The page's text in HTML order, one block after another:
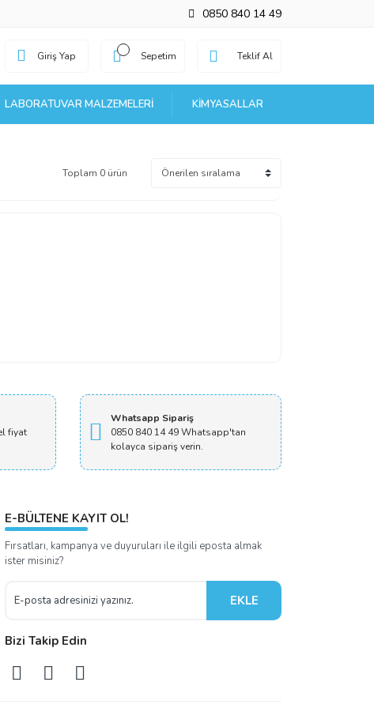
0850 840 14 49
Giriş Yap Sepetim Teklif Al
LABORATUVAR MALZEMELERI KIMYASALLAR
Toplam 0 ürün
fiyat
Whatsapp Sipariş
0850 840 14 49 Whatsapp'tan
kolayca sipariş verin.
E-BÜLTENE KAYIT OL!
Fırsatları, kampanya ve duyuruları ile ilgili eposta almak
ister misiniz?
EKLE
Bizi Takip Edin